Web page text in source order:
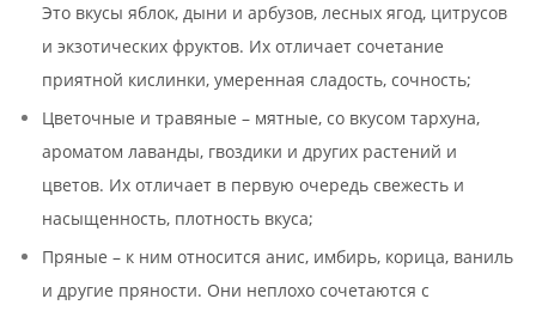
Это вкусы яблок, дыни и арбузов, лесных ягод, цитрусов
и экзотических фруктов. Их отличает сочетание
приятной кислинки, умеренная сладость, сочность;
Цветочные и травяные – мятные, со вкусом тархуна,
ароматом лаванды, гвоздики и других растений и
цветов. Их отличает в первую очередь свежесть и
насыщенность, плотность вкуса;
Пряные – к ним относится анис, имбирь, корица, ваниль
и другие пряности. Они неплохо сочетаются с